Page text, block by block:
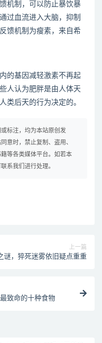
机制，可以防止暴饮暴
过血流进入大脑，抑制
馈机制为瘦素，来自希
的基因减轻激素不再起
人认为肥胖是由人体天
类后天的行为决定的。
标注，均为本站原创发
意时，禁止复制、盗用、
等各类媒体平台。如若本
系我们进行处理。
上一篇
谜，猝死迷雾依旧疑点重重
致命的十种食物